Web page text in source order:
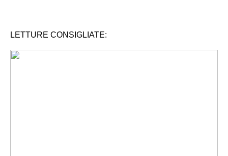
LETTURE CONSIGLIATE: